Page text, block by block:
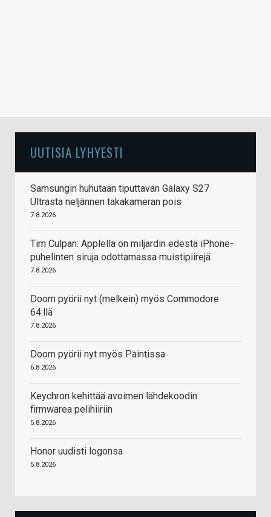
UUTISIA LYHYESTI
Samsungin huhutaan tiputtavan Galaxy S27
Ultrasta neljännen takakameran pois
7.8.2026
Tim Culpan: Applella on miljardin edestä iPhone-
puhelinten siruja odottamassa muistipiirejä
7.8.2026
Doom pyörii nyt (melkein) myös Commodore
64:llä
7.8.2026
Doom pyörii nyt myös Paintissa
6.8.2026
Keychron kehittää avoimen lähdekoodin
firmwarea pelihiiriin
5.8.2026
Honor uudisti logonsa
5.8.2026